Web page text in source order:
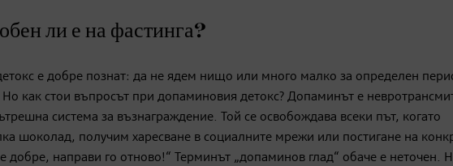
ли е на фастинга?
е добре познат: да не ядем нищо или много малко за определен
Но как стои въпросът при допаминовия детокс? Допаминът е
система за възнаграждение. Той се освобождава всеки път, когато
шоколад, получим харесване в социалните мрежи или постигане на
добре, направи го отново!“ Терминът „допаминов глад“ обаче е неточен.